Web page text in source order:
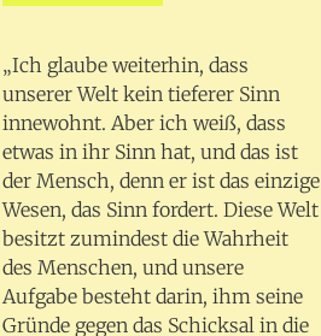
„Ich glaube weiterhin, dass
unserer Welt kein tieferer Sinn
innewohnt. Aber ich weiß, dass
etwas in ihr Sinn hat, und das ist
der Mensch, denn er ist das einzige
Wesen, das Sinn fordert. Diese Welt
besitzt zumindest die Wahrheit
des Menschen, und unsere
Aufgabe besteht darin, ihm seine
Gründe gegen das Schicksal in die